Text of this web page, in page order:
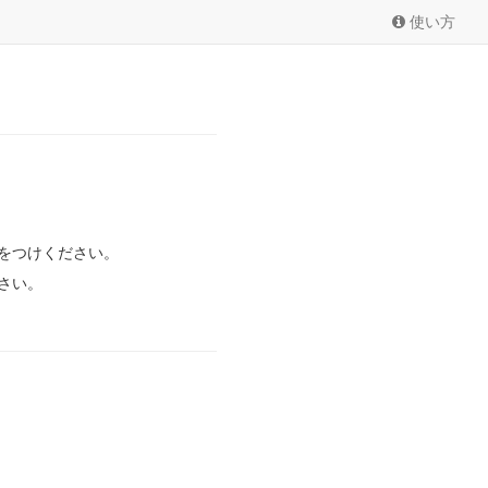
使い方
けください。
い。